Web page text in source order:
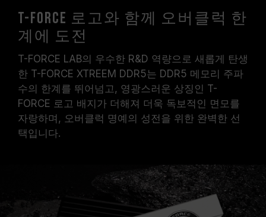
T-FORCE 로고와 함께 오버클럭 한
계에 도전
T-FORCE LAB의 우수한 R&D 역량으로 새롭게 탄생
한 T-FORCE XTREEM DDR5는 DDR5 메모리 주파
수의 한계를 뛰어넘고, 영광스러운 상징인 T-
FORCE 로고 배지가 더해져 더욱 독보적인 면모를
자랑하며, 오버클럭 명예의 성전을 위한 완벽한 선
택입니다.